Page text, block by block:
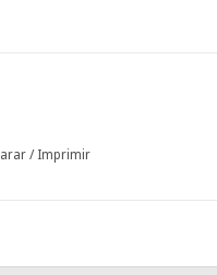
150 cm en el
/ Imprimir